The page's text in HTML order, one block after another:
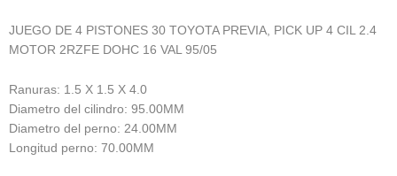
JUEGO DE 4 PISTONES 30 TOYOTA PREVIA, PICK UP 4 CIL 2.4
MOTOR 2RZFE DOHC 16 VAL 95/05
Ranuras: 1.5 X 1.5 X 4.0
Diametro del cilindro: 95.00MM
Diametro del perno: 24.00MM
Longitud perno: 70.00MM